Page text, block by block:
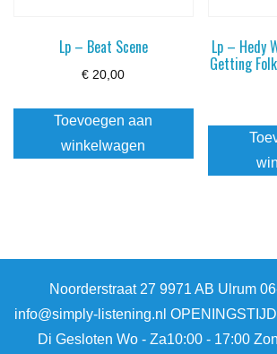
Lp – Beat Scene
€ 20,00
Toevoegen aan
winkelwagen
Lp – Hedy
Getting
Noorderstraat 27 9971 AB Ulrum
info@simply-listening.nl
Di Gesloten Wo - Za10:00 - 17:00